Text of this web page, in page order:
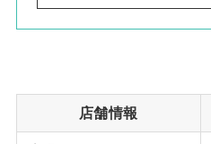
店舗情報